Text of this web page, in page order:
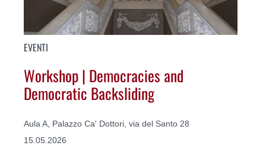
EVENTI
Workshop | Democracies and
Democratic Backsliding
Aula A, Palazzo Ca' Dottori, via del Santo 28
15.05.2026